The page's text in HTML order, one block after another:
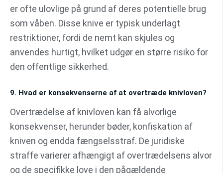
er ofte ulovlige på grund af deres potentielle brug
som våben. Disse knive er typisk underlagt
restriktioner, fordi de nemt kan skjules og
anvendes hurtigt, hvilket udgør en større risiko for
den offentlige sikkerhed.
9. Hvad er konsekvenserne af at overtræde knivloven?
Overtrædelse af knivloven kan få alvorlige
konsekvenser, herunder bøder, konfiskation af
kniven og endda fængselsstraf. De juridiske
straffe varierer afhængigt af overtrædelsens alvor
og de specifikke love i den pågældende